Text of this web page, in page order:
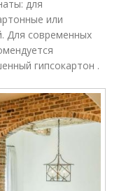
для
или
Для современных
гипсокартон .